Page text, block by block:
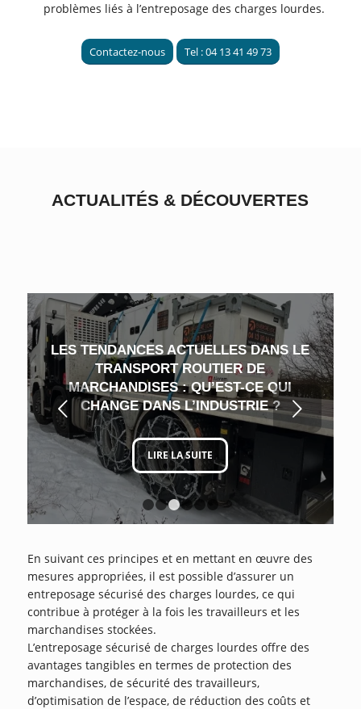
problèmes liés à l’entreposage des charges lourdes.
Contactez-nous Tel : 04 13 41 49 73
ACTUALITÉS & DÉCOUVERTES
LES TENDANCES ACTUELLES DANS LE
TRANSPORT ROUTIER DE
MARCHANDISES : QU’EST-CE QUI
CHANGE DANS L’INDUSTRIE ?
LIRE LA SUITE
Suivant
1 2 3 5 6
En suivant ces principes et en mettant en œuvre des
mesures appropriées, il est possible d’assurer un
entreposage sécurisé des charges lourdes, ce qui
contribue à protéger à la fois les travailleurs et les
marchandises stockées.
L’entreposage sécurisé de charges lourdes offre des
avantages tangibles en termes de protection des
marchandises, de sécurité des travailleurs,
d’optimisation de l’espace, de réduction des coûts et